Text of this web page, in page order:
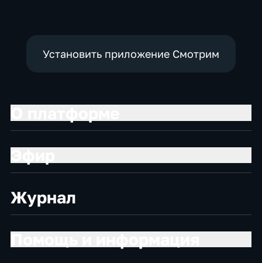
Установить приложение Смотрим
Журнал